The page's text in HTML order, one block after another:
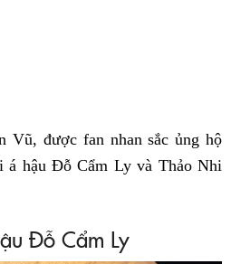
Vũ, được fan nhan sắc ủng hộ
á hậu Đỗ Cẩm Ly và Thảo Nhi
Đỗ Cẩm Ly